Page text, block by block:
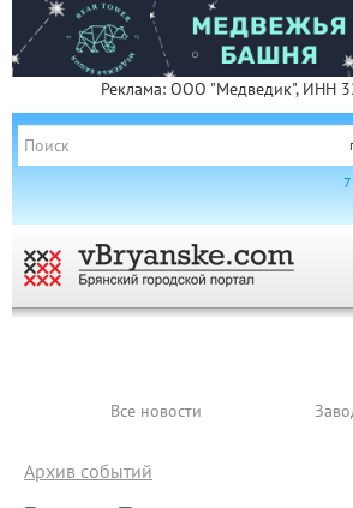
Реклама: ООО "Медведик", ИНН
7
Все новости
Архив событий